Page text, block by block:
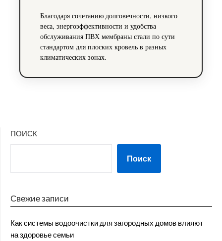
Благодаря сочетанию долговечности, низкого
веса, энергоэффективности и удобства
обслуживания ПВХ мембраны стали по сути
стандартом для плоских кровель в разных
климатических зонах.
ПОИСК
Поиск
Свежие записи
Как системы водоочистки для загородных домов влияют
на здоровье семьи